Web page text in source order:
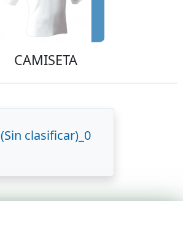
CAMISETA
(Sin clasificar)_0